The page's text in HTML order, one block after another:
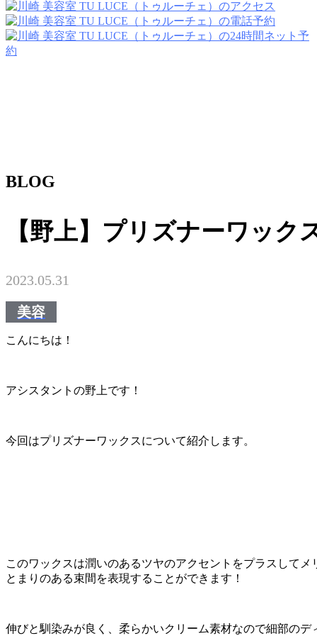
BLOG
【野上】プリズナーワック
2023.05.31
美容
こんにちは！
アシスタントの野上です！
今回はプリズナーワックスについて紹介します。
このワックスは潤いのあるツヤのアクセントをプラスしてメ
とまりのある束間を表現することができます！
伸びと馴染みが良く、柔らかいクリーム素材なので細部のデ